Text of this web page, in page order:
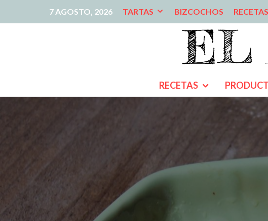
7 AGOSTO, 2026 TARTAS BIZCOCHOS
RECETAS